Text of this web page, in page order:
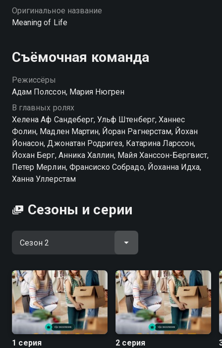
качестве на Смотрёшке
Оригинальное название
Meaning of Life
Съёмочная команда
Режиссёры
Адам Полссон, Мария Нюгрен
В главных ролях
Хелена Аф Сандеберг, Ульф Штенберг, Ханнес
Фолин, Мадлен Мартин, Йоран Рагнерстам, Йохан
Йонасон, Джонатан Родригез, Катарина Ларссон,
Йохан Берг, Анника Халлин, Майя Ханссон-Бергвист,
Петер Мерлин, Франсиско Собрадо, Йоханна Идха,
Ханна Уллерстам
Сезоны и серии
1 серия 2 серия